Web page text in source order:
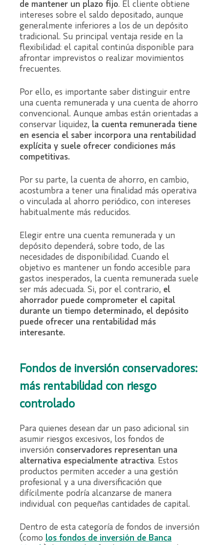
de mantener un plazo fijo. El cliente obtiene
intereses sobre el saldo depositado, aunque
generalmente inferiores a los de un depósito
tradicional. Su principal ventaja reside en la
flexibilidad: el capital continúa disponible para
afrontar imprevistos o realizar movimientos
frecuentes.
Por ello, es importante saber distinguir entre
una cuenta remunerada y una cuenta de ahorro
convencional. Aunque ambas están orientadas a
conservar liquidez, la cuenta remunerada tiene
en esencia el saber incorpora una rentabilidad
explícita y suele ofrecer condiciones más
competitivas.
Por su parte, la cuenta de ahorro, en cambio,
acostumbra a tener una finalidad más operativa
o vinculada al ahorro periódico, con intereses
habitualmente más reducidos.
Elegir entre una cuenta remunerada y un
depósito dependerá, sobre todo, de las
necesidades de disponibilidad. Cuando el
objetivo es mantener un fondo accesible para
gastos inesperados, la cuenta remunerada suele
ser más adecuada. Si, por el contrario, el
ahorrador puede comprometer el capital
durante un tiempo determinado, el depósito
puede ofrecer una rentabilidad más
interesante.
Fondos de inversión conservadores:
más rentabilidad con riesgo
controlado
Para quienes desean dar un paso adicional sin
asumir riesgos excesivos, los fondos de
inversión conservadores representan una
alternativa especialmente atractiva. Estos
productos permiten acceder a una gestión
profesional y a una diversificación que
difícilmente podría alcanzarse de manera
individual con pequeñas cantidades de capital.
Dentro de esta categoría de fondos de inversión
(como los fondos de inversión de Banca